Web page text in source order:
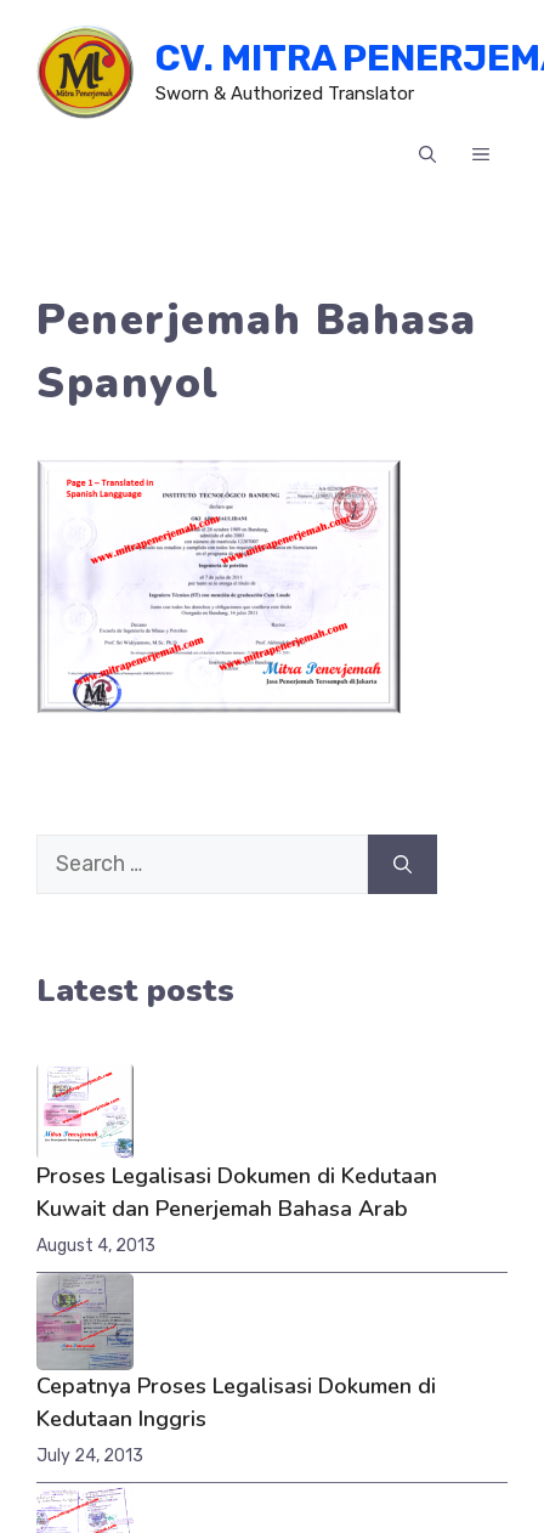
content
CV. MITRA
Sworn & Authorized Translator
MENU
Penerjemah Bahasa
Spanyol
Search
Latest posts
Proses Legalisasi Dokumen di Kedutaan
Kuwait dan Penerjemah Bahasa Arab
August 4, 2013
Cepatnya Proses Legalisasi Dokumen di
Kedutaan Inggris
July 24, 2013